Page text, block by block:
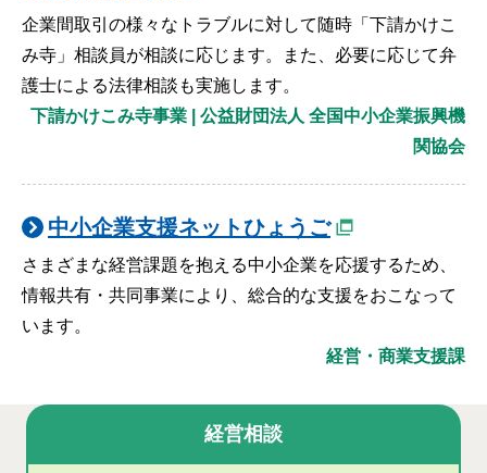
企業間取引の様々なトラブルに対して随時「下請かけこ
み寺」相談員が相談に応じます。また、必要に応じて弁
護士による法律相談も実施します。
下請かけこみ寺事業 | 公益財団法人 全国中小企業振興機
関協会
中小企業支援ネットひょうご
さまざまな経営課題を抱える中小企業を応援するため、
情報共有・共同事業により、総合的な支援をおこなって
います。
経営・商業支援課
経営相談